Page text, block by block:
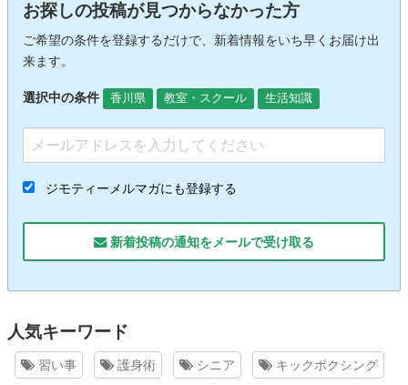
お探しの投稿が見つからなかった方
ご希望の条件を登録するだけで、新着情報をいち早くお届け出
来ます。
選択中の条件 香川県 教室・スクール 生活知識
ジモティーメルマガにも登録する
新着投稿の通知をメールで受け取る
人気キーワード
習い事 護身術 シニア キックボクシング